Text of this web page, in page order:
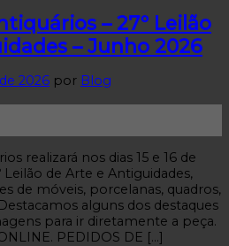
– 27º Leilão
– Junho 2026
2026 por Blog
realizará nos dias 15 e 16 de
Leilão de Arte e Antiguidades,
de móveis, porcelanas, quadros,
alguns dos destaques
para ir diretamente a peça.
PEDIDOS DE […]